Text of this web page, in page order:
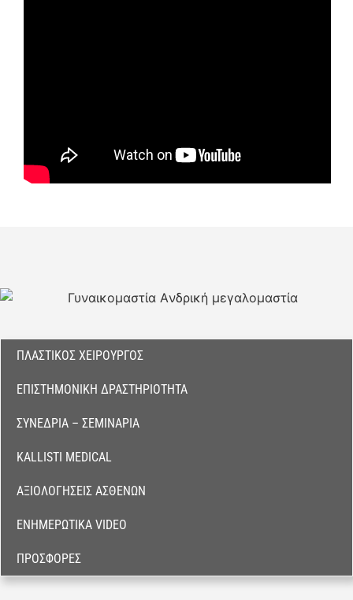
ΠΛΑΣΤΙΚΌΣ ΧΕΙΡΟΥΡΓΌΣ
ΕΠΙΣΤΗΜΟΝΙΚΉ ΔΡΑΣΤΗΡΙΌΤΗΤΑ
ΣΥΝΈΔΡΙΑ – ΣΕΜΙΝΆΡΙΑ
KALLISTI MEDICAL
ΑΞΙΟΛΟΓΉΣΕΙΣ ΑΣΘΕΝΏΝ
ΕΝΗΜΕΡΩΤΙΚΆ VIDEO
ΠΡΟΣΦΟΡΈΣ